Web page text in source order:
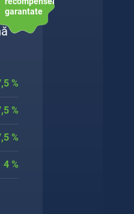
%
%
%
4 %
garantate